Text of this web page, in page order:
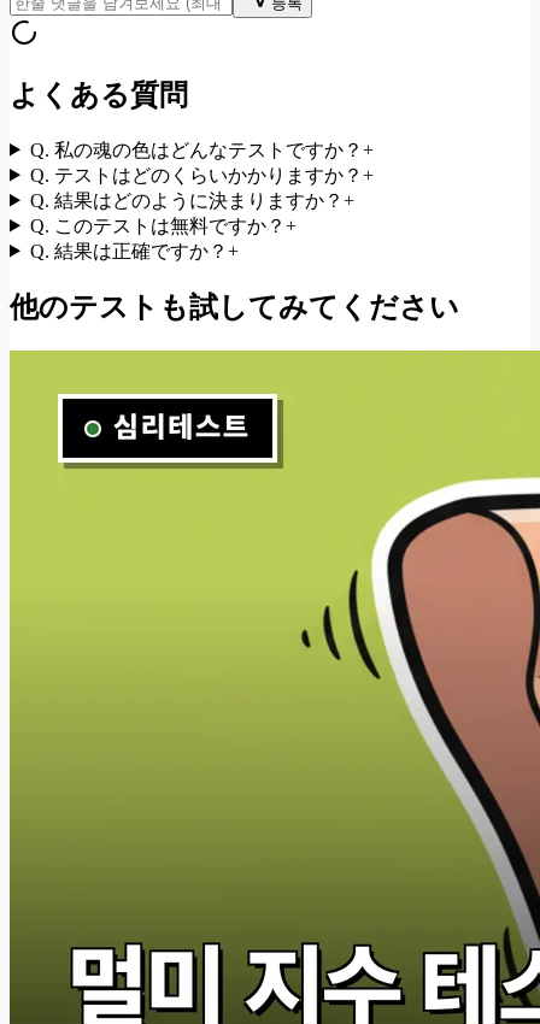
よくある質問
Q. 私の魂の色はどんなテストですか？ +
Q. テストはどのくらいかかりますか？ +
Q. 結果はどのように決まりますか？ +
Q. このテストは無料ですか？ +
Q. 結果は正確ですか？ +
他のテストも試してみてください